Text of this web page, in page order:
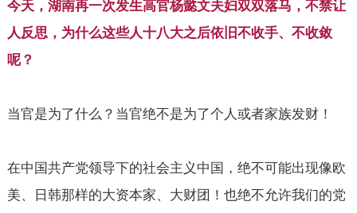
今天，湖南再一次发生高官杨懿文夫妇双双落马，不禁让
人反思，为什么这些人十八大之后依旧不收手、不收敛
呢？
当官是为了什么？当官绝不是为了个人或者家族发财！
在中国共产党领导下的社会主义中国，绝不可能出现像欧
美、日韩那样的大资本家、大财团！也绝不允许我们的党